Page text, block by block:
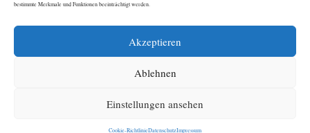
bestimmte Merkmale und Funktionen beeinträchtigt werden.
Akzeptieren
Ablehnen
Einstellungen ansehen
Cookie-RichtlinieDatenschutzImpressum
vorheriger
a picture a day: Julia
Schiller
Nächster
Beitrag:
fotovisura | Photo of
the day
Julia Schiller2026 · All Rights Reserved